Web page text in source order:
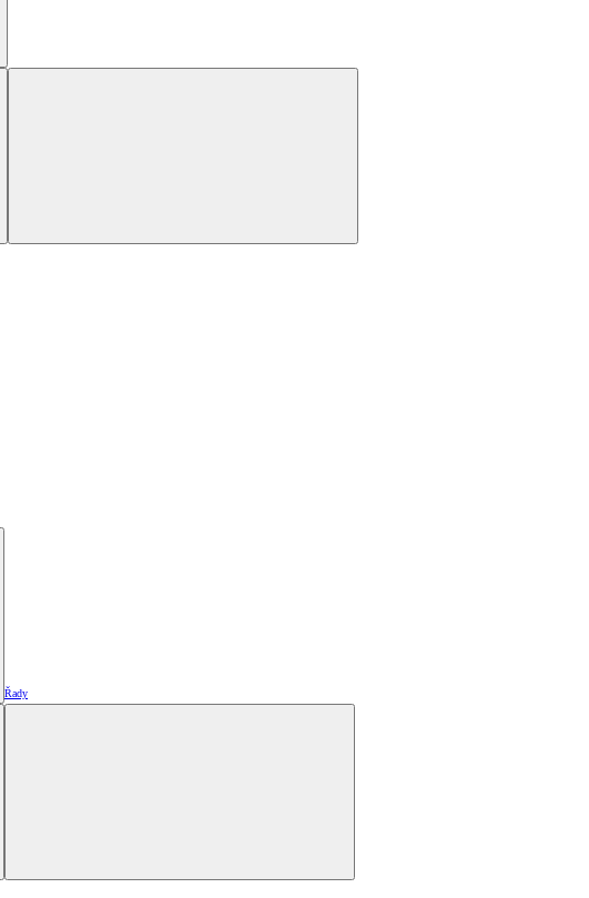
Řady